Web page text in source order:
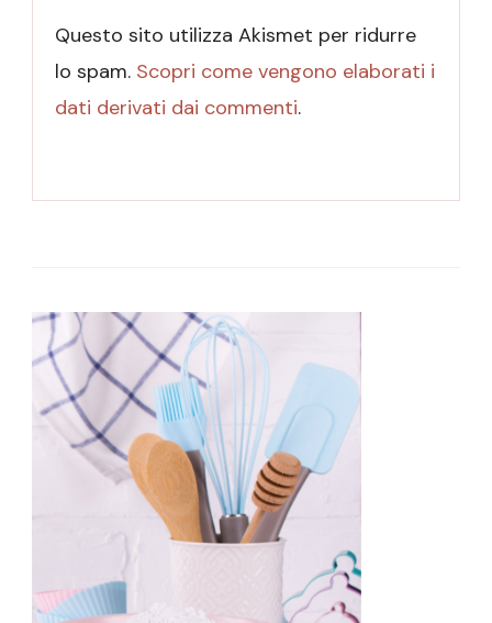
Questo sito utilizza Akismet per ridurre
lo spam. Scopri come vengono elaborati i
dati derivati dai commenti.